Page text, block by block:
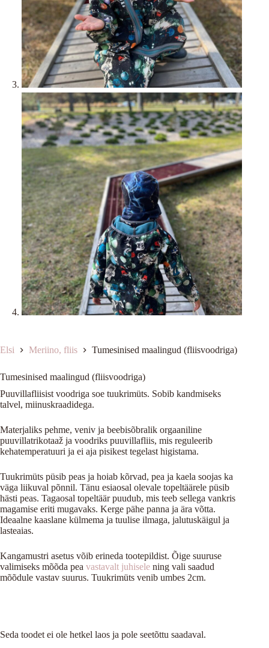
Elsi Meriino, fliis Tumesinised maalingud (fliisvoodriga)
Tumesinised maalingud (fliisvoodriga)
Puuvillafliisist voodriga soe tuukrimüts. Sobib kandmiseks
talvel, miinuskraadidega.
Materjaliks pehme, veniv ja beebisõbralik orgaaniline
puuvillatrikotaaž ja voodriks puuvillafliis, mis reguleerib
kehatemperatuuri ja ei aja pisikest tegelast higistama.
Tuukrimüts püsib peas ja hoiab kõrvad, pea ja kaela soojas ka
väga liikuval põnnil. Tänu esiaosal olevale topeltäärele püsib
hästi peas. Tagaosal topeltäär puudub, mis teeb sellega vankris
magamise eriti mugavaks. Kerge pähe panna ja ära võtta.
Ideaalne kaaslane külmema ja tuulise ilmaga, jalutuskäigul ja
lasteaias.
Kangamustri asetus võib erineda tootepildist. Õige suuruse
valimiseks mõõda pea vastavalt juhisele ning vali saadud
mõõdule vastav suurus. Tuukrimüts venib umbes 2cm.
Seda toodet ei ole hetkel laos ja pole seetõttu saadaval.